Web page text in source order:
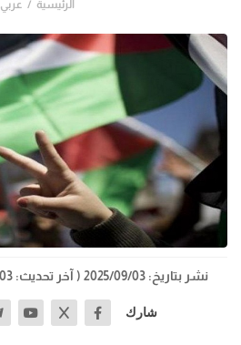
الرئيسية عربي
نشر بتاريخ: 2025/09/03 ( آخر تحديث: 2025/09/03 الساعة: 19:56 )
شارك